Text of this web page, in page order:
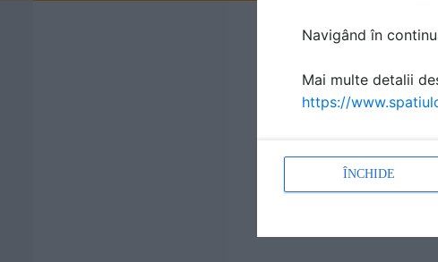
Navigând în
Mai multe detalii
https://
ÎNCHIDE